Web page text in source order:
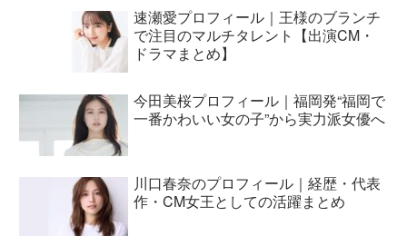
速瀬愛プロフィール｜王様のブランチ
で注目のマルチタレント【出演CM・
ドラマまとめ】
今田美桜プロフィール｜福岡発“福岡で
一番かわいい女の子”から実力派女優へ
川口春奈のプロフィール｜経歴・代表
作・CM女王としての活躍まとめ